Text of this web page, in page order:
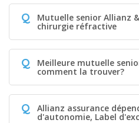
Q Mutuelle senior Allianz
chirurgie réfractive
Q Meilleure mutuelle
comment la trouver?
Q Allianz assurance
d'autonomie, Label